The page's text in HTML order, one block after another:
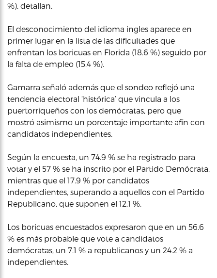
%), detallan.
El desconocimiento del idioma ingles aparece en
primer lugar en la lista de las dificultades que
enfrentan los boricuas en Florida (18.6 %) seguido por
la falta de empleo (15.4 %).
Gamarra señaló además que el sondeo reflejó una
tendencia electoral ‘histórica’ que vincula a los
puertorriqueños con los demócratas, pero que
mostró asimismo un porcentaje importante afín con
candidatos independientes.
Según la encuesta, un 74.9 % se ha registrado para
votar y el 57 % se ha inscrito por el Partido Demócrata,
mientras que el 17.9 % por candidatos
independientes, superando a aquellos con el Partido
Republicano, que suponen el 12.1 %.
Los boricuas encuestados expresaron que en un 56.6
% es más probable que vote a candidatos
demócratas, un 7.1 % a republicanos y un 24.2 % a
independientes.